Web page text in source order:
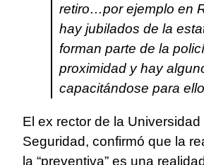
retiro…por ejemplo en
hay jubilados de la
forman parte de la
proximidad y hay
capacitándose para
El ex rector de la
Seguridad, confirmó que la
la “preventiva” es una